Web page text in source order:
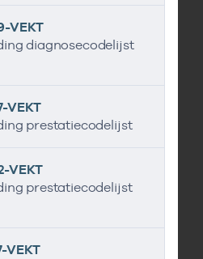
VEKT
diagnosecodelijst
VEKT
prestatiecodelijst
VEKT
prestatiecodelijst
VEKT